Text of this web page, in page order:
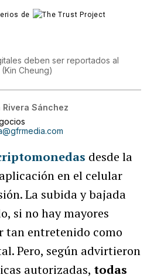
de
deben ser reportados al
(Kin Cheung)
Sánchez
desde la
en el celular
La subida y bajada
si no hay mayores
tan entretenido como
Pero, según advirtieron
autorizadas, todas